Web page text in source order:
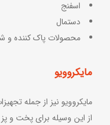
اسفنج
دستمال
محصولات پاک کننده و
مایکروویو
مایکروویو نیز از جمله
از این وسیله برای پخت و